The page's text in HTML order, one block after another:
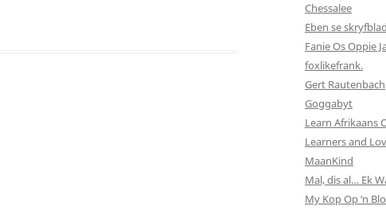
Chessalee
Eben se skryfblad
Fanie Os Oppie
foxlikefrank.
Gert Rautenbach
Goggabyt
Learn Afrikaans
Learners and
MaanKind
Mal, dis al… Ek
My Kop Op ‘n